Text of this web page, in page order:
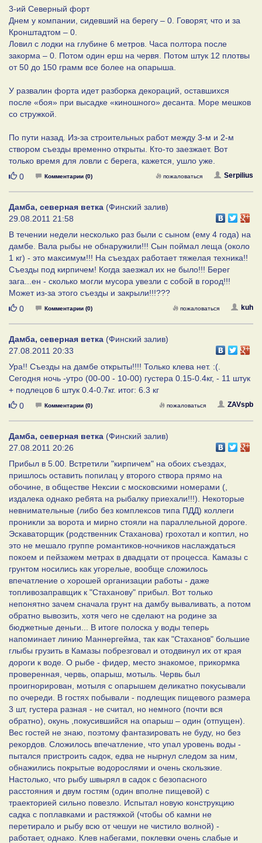
3-ий Северный форт
Днем у компании, сидевший на берегу – 0. Говорят, что и за
Кронштадтом – 0.
Ловил с лодки на глубине 6 метров. Часа полтора после
закорма – 0. Потом один ерш на червя. Потом штук 12 плотвы
от 50 до 150 грамм все более на опарыша.
У развалин форта идет разборка декораций, оставшихся
после «боя» при высадке «киношного» десанта. Море мешков
со стружкой.
По пути назад. Из-за строительных работ между 3-м и 2-м
створом съезды временно открыты. Кто-то заезжает. Вот
только время для ловли с берега, кажется, ушло уже.
Нравится
0 Комментарии (0) Serpilius
пожаловаться
Дамба, северная ветка (Финский залив)
29.08.2011 21:58
В течении недели несколько раз были с сыном (ему 4 года) на
дамбе. Вала рыбы не обнаружили!!! Сын поймал леща (около
1 кг) - это максимум!!! На съездах работает тяжелая техника!!
Съезды под кирпичем! Когда заезжал их не было!!! Берег
зага...ен - сколько могли мусора увезли с собой в город!!!
Может из-за этого съезды и закрыли!!!???
Нравится
0 Комментарии (0) kuh
пожаловаться
Дамба, северная ветка (Финский залив)
27.08.2011 20:33
Ура!! Съезды на дамбе открыты!!!! Только клева нет. :(.
Сегодня ночь -утро (00-00 - 10-00) густера 0.15-0.4кг, - 11 штук
+ подлецов 6 штук 0.4-0.7кг. итог: 6.3 кг
Нравится
0 Комментарии (0) ZAVspb
пожаловаться
Дамба, северная ветка (Финский залив)
27.08.2011 20:26
Прибыл в 5.00. Встретили "кирпичем" на обоих съездах,
пришлось оставить попилац у второго створа прямо на
обочине, в обществе Нексии с московскими номерами (,
издалека однако ребята на рыбалку приехали!!!). Некоторые
невнимательные (либо без комплексов типа ПДД) коллеги
проникли за ворота и мирно стояли на параллельной дороге.
Эскаваторщик (родственник Стаханова) грохотал и коптил, но
это не мешало группе романтиков-ночников наслаждаться
покоем и пейзажем метрах в двадцати от процесса. Камазы с
грунтом носились как угорелые, вообще сложилось
впечатление о хорошей организации работы - даже
топливозаправщик к "Стаханову" прибыл. Вот только
непонятно зачем сначала грунт на дамбу вываливать, а потом
обратно вывозить, хотя чего не сделают на родине за
бюджетные деньги... В итоге полоска у воды теперь
напоминает линию Маннергейма, так как "Стаханов" большие
глыбы грузить в Камазы побрезговал и отодвинул их от края
дороги к воде. О рыбе - фидер, место знакомое, прикормка
проверенная, червь, опарыш, мотыль. Червь был
проигнорирован, мотыля с опарышем деликатно покусывали
по очереди. В гостях побывали - подлещик пищевого размера
3 шт, густера разная - не считал, но немного (почти вся
обратно), окунь ,покусившийся на опарыш – один (отпущен).
Вес гостей не знаю, поэтому фантазировать не буду, но без
рекордов. Сложилось впечатление, что упал уровень воды -
пытался пристроить садок, едва не нырнул следом за ним,
обнажились покрытые водорослями и очень скользкие.
Настолько, что рыбу швырял в садок с безопасного
расстояния и двум гостям (один вполне пищевой) с
траекторией сильно повезло. Испытал новую конструкцию
садка с поплавками и растяжкой (чтобы об камни не
перетирало и рыбу всю от чешуи не чистило волной) -
работает, однако. Клев набегами, поклевки очень слабые и